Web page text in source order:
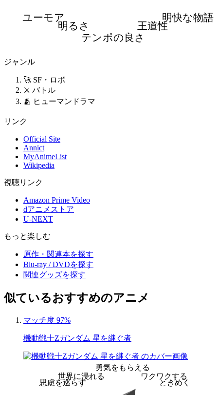
明快な物語
王道性
テンポの良さ
明るさ
ユーモア
ジャンル
🚀 SF・ロボ
⚔️ バトル
🫂 ヒューマンドラマ
リンク
Official Site
Annict
MyAnimeList
Wikipedia
視聴リンク
Amazon Prime Video
dアニメストア
U-NEXT
もっと楽しむ
原作・関連本を探す
Blu-ray / DVDを探す
関連グッズを探す
似ているおすすめのアニメ
マッチ度 97%
機動戦士Zガンダム 星を継ぐ者
勇気をもらえる
ワクワクする
ときめく
思慮を巡らす
世界に浸れる